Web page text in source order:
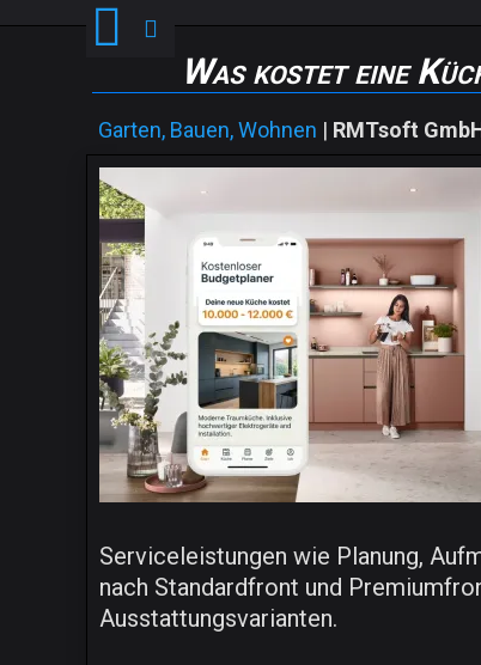
Was kostet eine
Garten, Bauen, Wohnen | RMTsoft
Serviceleistungen wie Planung,
nach Standardfront und
Ausstattungsvarianten.